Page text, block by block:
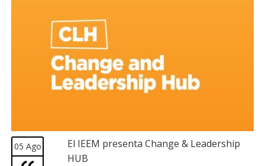
05 Ago
El IEEM presenta Change & Leadership
HUB